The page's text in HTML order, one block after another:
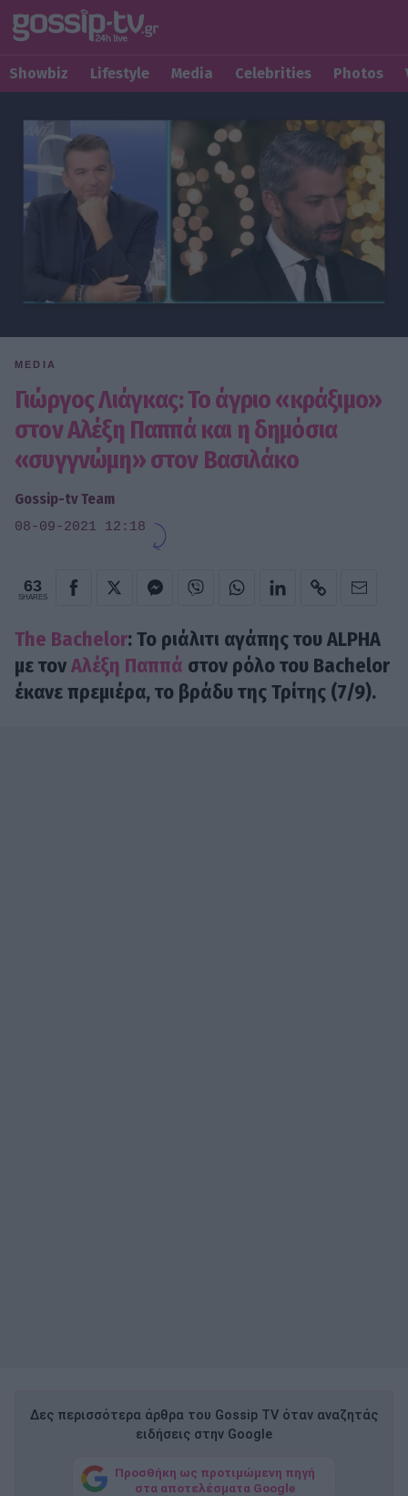
Showbiz Lifestyle Media Celebrities Photos
MEDIA
Γιώργος Λιάγκας: Το άγριο «κράξιμο»
στον Αλέξη Παππά και η δημόσια
«συγγνώμη» στον Βασιλάκο
Gossip-tv Team
08-09-2021 12:18
63
SHARES
The Bachelor: Το ριάλιτι αγάπης του ALPHA
με τονΑλέξη Παππά στον ρόλο του Bachelor
έκανε πρεμιέρα, το βράδυ της Τρίτης (7/9).
Δες περισσότερα άρθρα του Gossip TV όταν αναζητάς
ειδήσεις στην Google
Προσθήκη ως προτιμώμενη πηγή
στα αποτελέσματα Google